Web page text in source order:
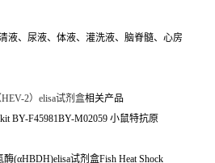
液、尿液、体液、灌洗液、脑脊髓、心房
2）elisa试剂盒相关产品
kit BY-F45981BY-M02059 小鼠特抗原
(αHBDH)elisa试剂盒Fish Heat Shock